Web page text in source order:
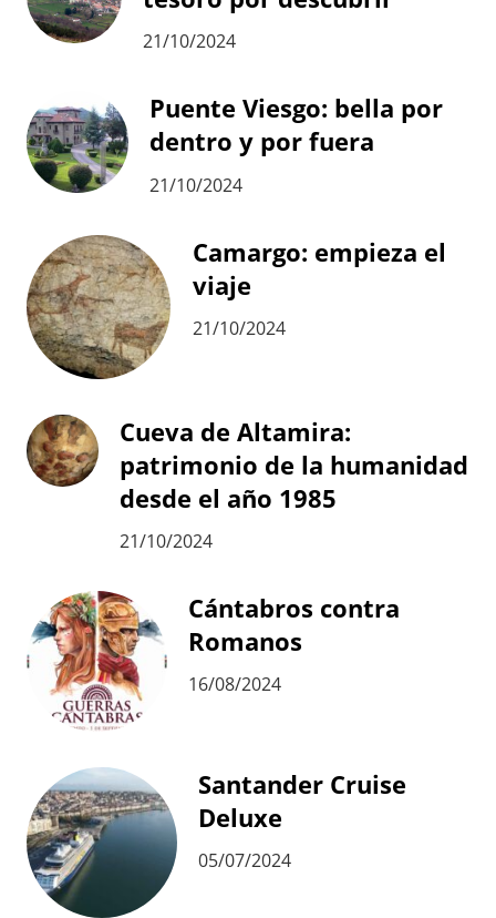
21/10/2024
Puente Viesgo: bella por
dentro y por fuera
21/10/2024
Camargo: empieza el
viaje
21/10/2024
Cueva de Altamira:
patrimonio de la humanidad
desde el año 1985
21/10/2024
Cántabros contra
Romanos
16/08/2024
Santander Cruise
Deluxe
05/07/2024